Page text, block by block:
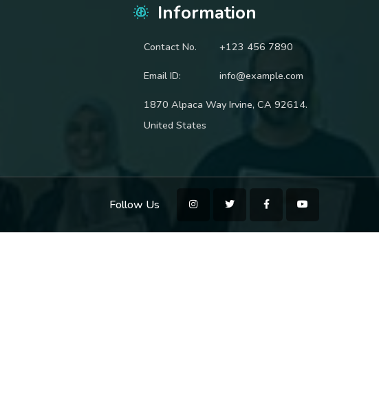
Information
Contact No. +123 456 7890
Email ID: info@example.com
1870 Alpaca Way Irvine, CA 92614.
United States
Follow Us